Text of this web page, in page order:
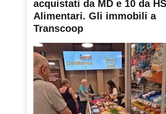
acquistati da MD e 10 da HS
Alimentari. Gli immobili a
Transcoop